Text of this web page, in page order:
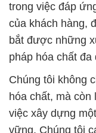
trong việc đáp
của khách hàng,
bắt được những
pháp hóa chất đa
Chúng tôi không
hóa chất, mà còn
việc xây dựng
vững. Chúng tôi